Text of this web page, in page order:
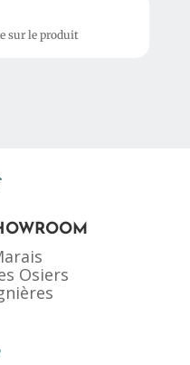
sur le produit
Osiers